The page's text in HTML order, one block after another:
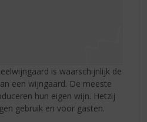
is waarschijnlijk de
een wijngaard. De meeste
hun eigen wijn. Hetzij
gebruik en voor gasten.